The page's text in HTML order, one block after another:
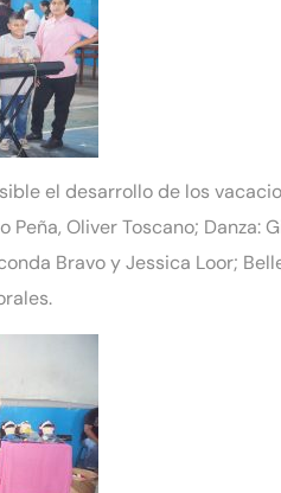
el desarrollo de los
Peña, Oliver Toscano;
Bravo y Jessica Loor;